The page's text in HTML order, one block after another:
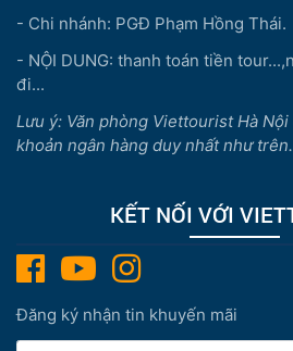
- Chi nhánh: PGĐ Phạm Hồng Thái.
- NỘI DUNG: thanh toán tiền
đi...
Lưu ý: Văn phòng Viettourist Hà
khoản ngân hàng duy nhất như trên.
KẾT NỐI VỚI
Đăng ký nhận tin khuyến mãi